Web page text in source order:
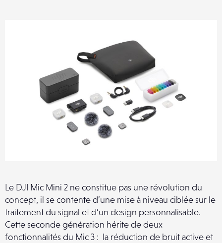
Le DJI Mic Mini 2 ne constitue pas une révolution du
concept, il se contente d’une mise à niveau ciblée sur le
traitement du signal et d’un design personnalisable.
Cette seconde génération hérite de deux
fonctionnalités du Mic 3 : la réduction de bruit active et